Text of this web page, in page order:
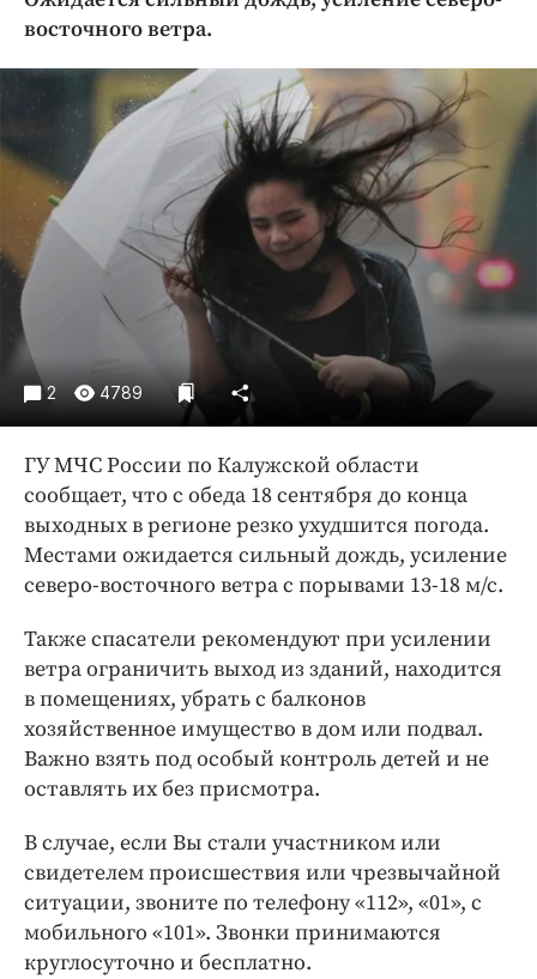
Криминал
Недвижимость и ЖКХ
Образование
Общество
Праздники
Происшествия
Спорт
Экономика и бизнес
ПРОЕКТЫ
Издания
Медиаперсона
Интересное чтиво
Клиника года
Работодатель года
восточного ветра.
2 4789
ГУ МЧС России по Калужской области
сообщает, что с обеда 18 сентября до конца
выходных в регионе резко ухудшится погода.
Местами ожидается сильный дождь, усиление
северо-восточного ветра с порывами 13-18 м/с.
Также спасатели рекомендуют при усилении
ветра ограничить выход из зданий, находится
в помещениях, убрать с балконов
хозяйственное имущество в дом или подвал.
Важно взять под особый контроль детей и не
оставлять их без присмотра.
В случае, если Вы стали участником или
свидетелем происшествия или чрезвычайной
ситуации, звоните по телефону «112», «01», с
мобильного «101». Звонки принимаются
круглосуточно и бесплатно.